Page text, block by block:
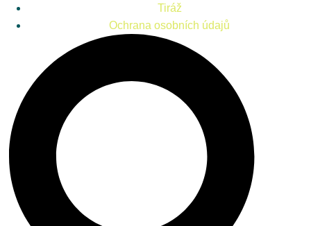
Tiráž
Ochrana osobních údajů